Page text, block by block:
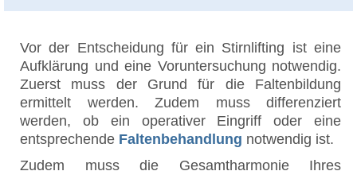
Vor der Entscheidung für ein Stirnlifting ist eine
Aufklärung und eine Voruntersuchung notwendig.
Zuerst muss der Grund für die Faltenbildung
ermittelt werden. Zudem muss differenziert
werden, ob ein operativer Eingriff oder eine
entsprechende Faltenbehandlung notwendig ist.
Zudem muss die Gesamtharmonie Ihres